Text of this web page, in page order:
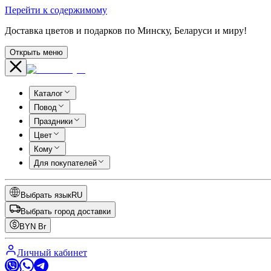
Перейти к содержимому
Доставка цветов и подарков по Минску, Беларуси и миру!
Открыть меню
Каталог
Повод
Праздники
Цвет
Кому
Для покупателей
Выбрать языкRU
Выбрать город доставки
BYN Br
Личный кабинет